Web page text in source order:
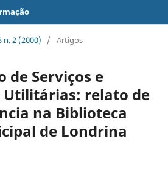
n. 2 (2000) / Artigos
de Serviços e
relato de
na Biblioteca
de Londrina